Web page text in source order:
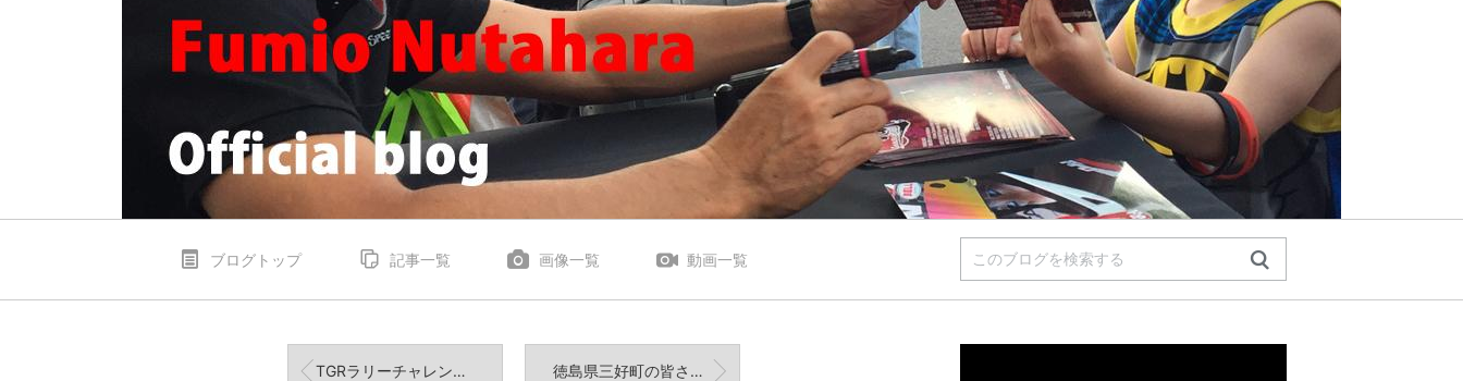
ブログトップ 記事一覧 画像一覧 動画一覧
TGRラリーチャレンジ0カー 徳島県三好町の皆さんとグッドドライバーレッスン！ご参加いただきありがとうございました。また...